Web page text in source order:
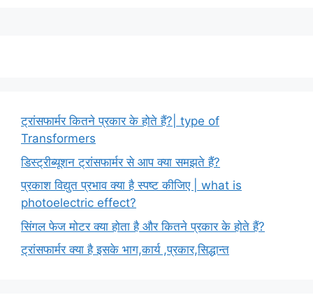
ट्रांसफार्मर कितने प्रकार के होते हैं?| type of
Transformers
डिस्ट्रीब्यूशन ट्रांसफार्मर से आप क्या समझते हैं?
प्रकाश विद्युत प्रभाव क्या है स्पष्ट कीजिए | what is
photoelectric effect?
सिंगल फेज मोटर क्या होता है और कितने प्रकार के होते हैं?
ट्रांसफार्मर क्या है इसके भाग,कार्य ,प्रकार,सिद्धान्त